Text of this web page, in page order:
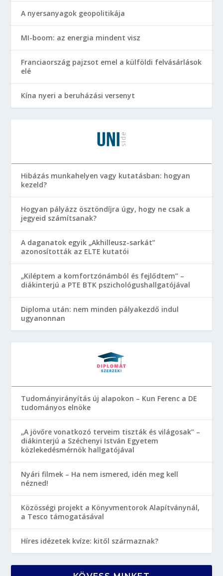
A nyersanyagok geopolitikája
MI-boom: az energia mindent visz
Franciaország pajzsot emel a külföldi felvásárlások
elé
Kína nyeri a beruházási versenyt
Hibázás munkahelyen vagy kutatásban: hogyan
kezeld?
Hogyan pályázz ösztöndíjra úgy, hogy ne csak a
jegyeid számítsanak?
A daganatok egyik „Akhilleusz-sarkát”
azonosították az ELTE kutatói
„Kiléptem a komfortzónámból és fejlődtem” –
diákinterjú a PTE BTK pszichológushallgatójával
Diploma után: nem minden pályakezdő indul
ugyanonnan
Tudományirányítás új alapokon – Kun Ferenc a DE
tudományos elnöke
„A jövőre vonatkozó terveim tiszták és világosak” –
diákinterjú a Széchenyi István Egyetem
közlekedésmérnök hallgatójával
Nyári filmek – Ha nem ismered, idén meg kell
nézned!
Közösségi projekt a Könyvmentorok Alapítványnál,
a Tesco támogatásával
Híres idézetek kvíze: kitől származnak?